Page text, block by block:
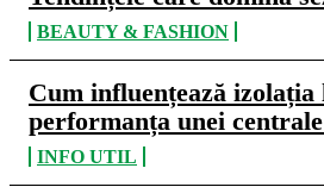
BEAUTY & FASHION
Cum influențează izolația
performanța unei
INFO UTIL